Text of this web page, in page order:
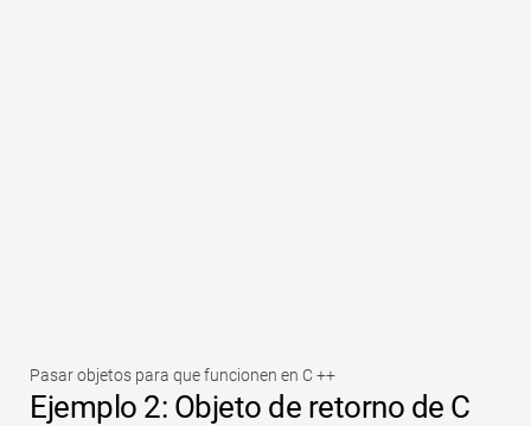
Pasar objetos para que funcionen en C ++
Ejemplo 2: Objeto de retorno de C